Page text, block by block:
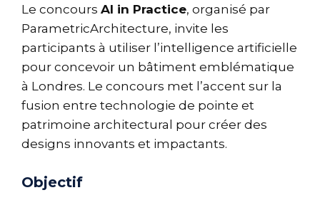
Le concours AI in Practice, organisé par
ParametricArchitecture, invite les
participants à utiliser l’intelligence artificielle
pour concevoir un bâtiment emblématique
à Londres. Le concours met l’accent sur la
fusion entre technologie de pointe et
patrimoine architectural pour créer des
designs innovants et impactants.
Objectif